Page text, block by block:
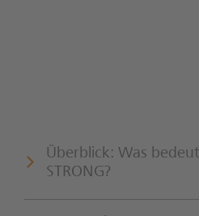
Überblick: Was
STRONG?